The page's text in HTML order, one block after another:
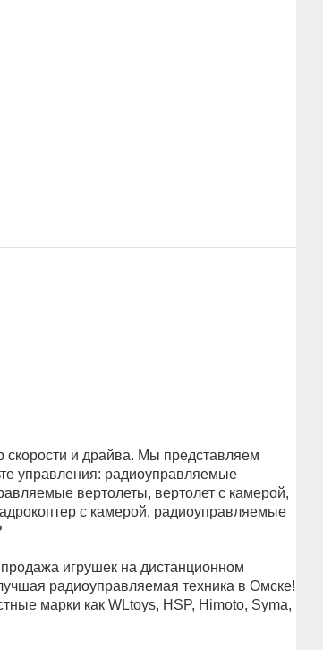
и драйва. Мы представляем
управления: радиоуправляемые
вертолеты, вертолет с камерой,
с камерой, радиоуправляемые
игрушек на дистанционном
радиоуправляемая техника в Омске!
марки как WLtoys, HSP, Himoto, Syma,